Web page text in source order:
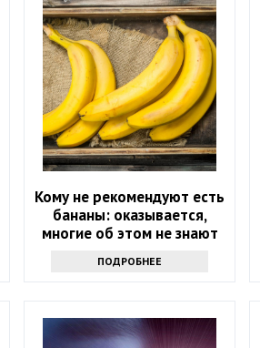
Кому не рекомендуют есть
бананы: оказывается,
многие об этом не знают
ПОДРОБНЕЕ